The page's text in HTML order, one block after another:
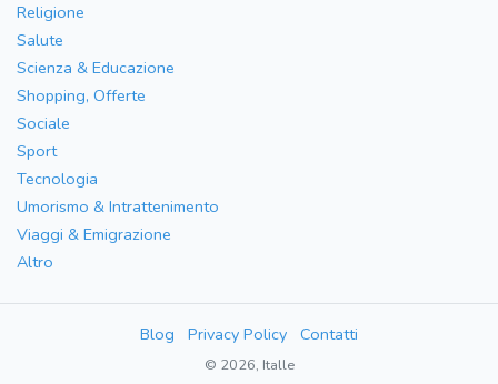
Religione
Salute
Scienza & Educazione
Shopping, Offerte
Sociale
Sport
Tecnologia
Umorismo & Intrattenimento
Viaggi & Emigrazione
Altro
Blog Privacy Policy Contatti
© 2026, Italle